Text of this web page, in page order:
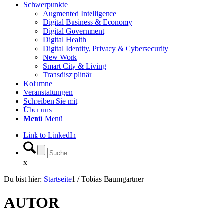
Schwerpunkte
Augmented Intelligence
Digital Business & Economy
Digital Government
Digital Health
Digital Identity, Privacy & Cybersecurity
New Work
Smart City & Living
Transdisziplinär
Kolumne
Veranstaltungen
Schreiben Sie mit
Über uns
Menü Menü
Link to LinkedIn
x
Du bist hier: Startseite1 / Tobias Baumgartner
AUTOR